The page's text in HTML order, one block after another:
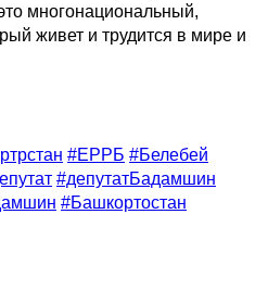
многонациональный,
живет и трудится в мире и
#ЕРРБ #Белебей
#депутатБадамшин
#Башкортостан